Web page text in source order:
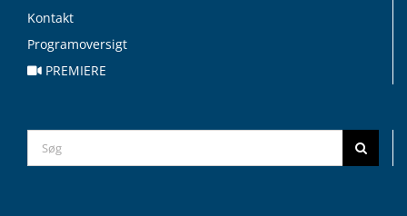
Kontakt
Programoversigt
PREMIERE
Search
for: